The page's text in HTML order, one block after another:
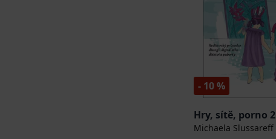
- 10 %
Hry, sítě, porno 2
Michaela Slussareff